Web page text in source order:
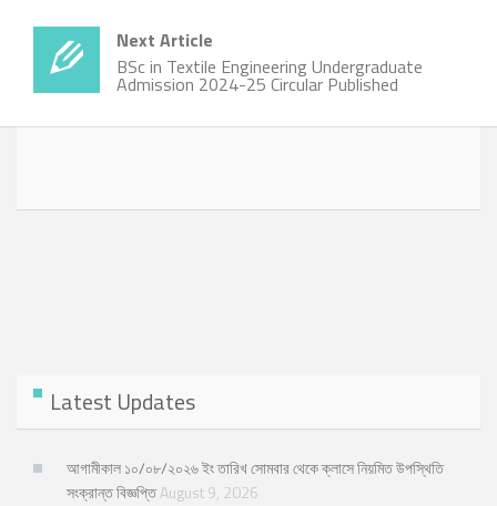
Next Article
BSc in Textile Engineering Undergraduate
Admission 2024-25 Circular Published
Latest Updates
আগামীকাল ১০/০৮/২০২৬ ইং তারিখ সোমবার থেকে ক্লাসে নিয়মিত উপস্থিতি
সংক্রান্ত বিজ্ঞপ্তিAugust 9, 2026